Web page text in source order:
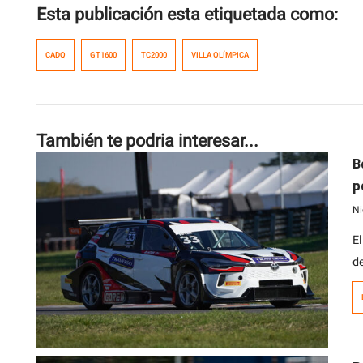
Esta publicación esta etiquetada como:
CADQ GT1600 TC2000 VILLA OLÍMPICA
También te podria interesar...